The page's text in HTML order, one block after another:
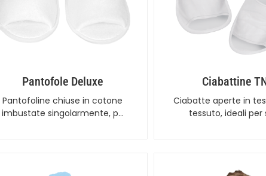
Pantofole Deluxe
Pantofoline chiuse in cotone
imbustate singolarmente, p…
Ciabattine
Ciabatte aperte in
tessuto, ideali per